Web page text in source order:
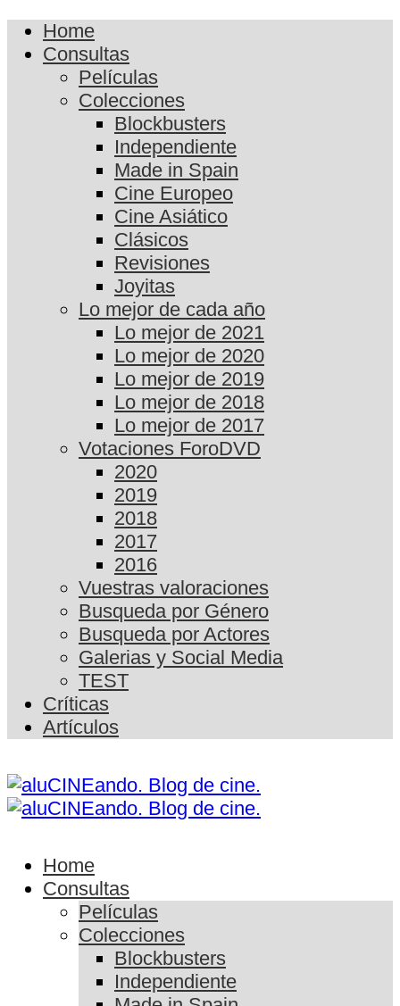
Home
Consultas
Películas
Colecciones
Blockbusters
Independiente
Made in Spain
Cine Europeo
Cine Asiático
Clásicos
Revisiones
Joyitas
Lo mejor de cada año
Lo mejor de 2021
Lo mejor de 2020
Lo mejor de 2019
Lo mejor de 2018
Lo mejor de 2017
Votaciones ForoDVD
2020
2019
2018
2017
2016
Vuestras valoraciones
Busqueda por Género
Busqueda por Actores
Galerias y Social Media
TEST
Críticas
Artículos
Home
Consultas
Películas
Colecciones
Blockbusters
Independiente